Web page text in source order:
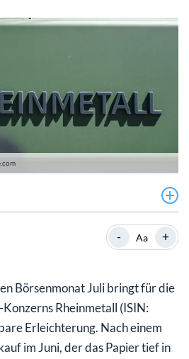
die magische Grenze zurück
Ein Ausblick
- Aa +
Börsenmonat Juli bringt für die
Rheinmetall (ISIN:
Erleichterung. Nach einem
im Juni, der das Papier tief in